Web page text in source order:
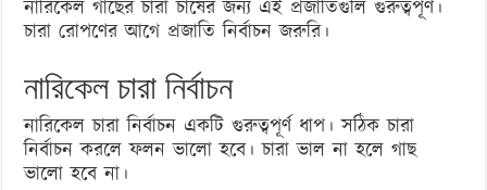
নারিকেল গাছের চারা চাষের জন্য এই প্রজাতিগুলি গুরুত্বপূর্ণ।
চারা রোপণের আগে প্রজাতি নির্বাচন জরুরি।
নারিকেল চারা নির্বাচন
নারিকেল চারা নির্বাচন একটি গুরুত্বপূর্ণ ধাপ। সঠিক চারা
নির্বাচন করলে ফলন ভালো হবে। চারা ভাল না হলে গাছ
ভালো হবে না।